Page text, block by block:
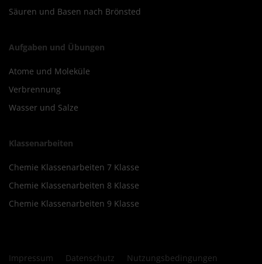
Säuren und Basen nach Brönsted
Aufgaben und Übungen
Atome und Moleküle
Verbrennung
Wasser und Salze
Klassenarbeiten
Chemie Klassenarbeiten 7 Klasse
Chemie Klassenarbeiten 8 Klasse
Chemie Klassenarbeiten 9 Klasse
Impressum Datenschutz Nutzungsbedingungen